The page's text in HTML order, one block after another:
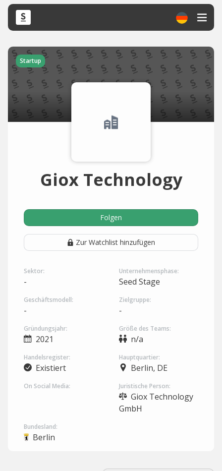
Startup
Giox Technology
Folgen
Zur Watchlist hinzufügen
Sektor:
-
Unternehmensphase:
Seed Stage
Geschäftsmodell:
-
Zielgruppe:
-
Gründungsjahr:
2021
Größe des Teams:
n/a
Handelsregister:
Existiert
Hauptquartier:
Berlin, DE
On Social Media: Juristische Person:
Giox Technology
GmbH
Bundesland:
Berlin